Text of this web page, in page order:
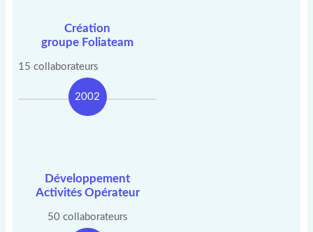
Création
groupe Foliateam
15 collaborateurs
2002
Développement
Activités Opérateur
50 collaborateurs